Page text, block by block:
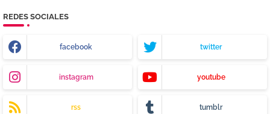
REDES SOCIALES
facebook twitter
instagram youtube
rss tumblr